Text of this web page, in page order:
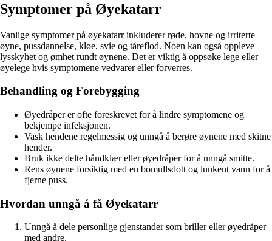
Symptomer på Øyekatarr
Vanlige symptomer på øyekatarr inkluderer røde, hovne og irriterte
øyne, pussdannelse, kløe, svie og tåreflod. Noen kan også oppleve
lysskyhet og ømhet rundt øynene. Det er viktig å oppsøke lege eller
øyelege hvis symptomene vedvarer eller forverres.
Behandling og Forebygging
Øyedråper er ofte foreskrevet for å lindre symptomene og
bekjempe infeksjonen.
Vask hendene regelmessig og unngå å berøre øynene med skitne
hender.
Bruk ikke delte håndklær eller øyedråper for å unngå smitte.
Rens øynene forsiktig med en bomullsdott og lunkent vann for å
fjerne puss.
Hvordan unngå å få Øyekatarr
Unngå å dele personlige gjenstander som briller eller øyedråper
med andre.